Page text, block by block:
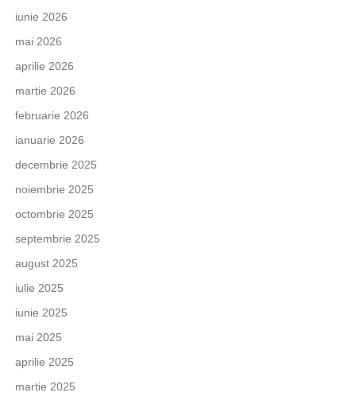
iunie 2026
mai 2026
aprilie 2026
martie 2026
februarie 2026
ianuarie 2026
decembrie 2025
noiembrie 2025
octombrie 2025
septembrie 2025
august 2025
iulie 2025
iunie 2025
mai 2025
aprilie 2025
martie 2025